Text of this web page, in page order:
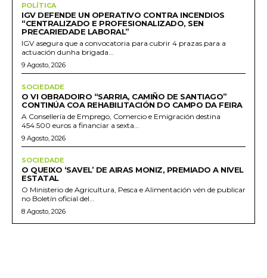
POLÍTICA
IGV DEFENDE UN OPERATIVO CONTRA INCENDIOS
“CENTRALIZADO E PROFESIONALIZADO, SEN
PRECARIEDADE LABORAL”
IGV asegura que a convocatoria para cubrir 4 prazas para a
actuación dunha brigada...
9 Agosto, 2026
SOCIEDADE
O VI OBRADOIRO “SARRIA, CAMIÑO DE SANTIAGO”
CONTINÚA COA REHABILITACIÓN DO CAMPO DA FEIRA
A Consellería de Emprego, Comercio e Emigración destina
454.500 euros a financiar a sexta...
9 Agosto, 2026
SOCIEDADE
O QUEIXO ‘SAVEL’ DE AIRAS MONIZ, PREMIADO A NIVEL
ESTATAL
O Ministerio de Agricultura, Pesca e Alimentación vén de publicar
no Boletín oficial del...
8 Agosto, 2026